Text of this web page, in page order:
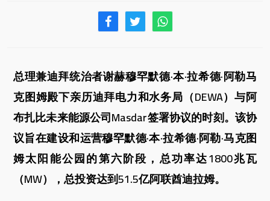
总理兼迪拜统治者谢赫穆罕默德·本·拉希德·阿勒马
克图姆殿下亲历迪拜电力和水务局（DEWA）与阿
布扎比未来能源公司Masdar签署协议的时刻。该协
议旨在建设和运营穆罕默德·本·拉希德·阿勒·马克图
姆太阳能公园的第六阶段，总功率达1800兆瓦
（MW），总投资达到51.5亿阿联酋迪拉姆。